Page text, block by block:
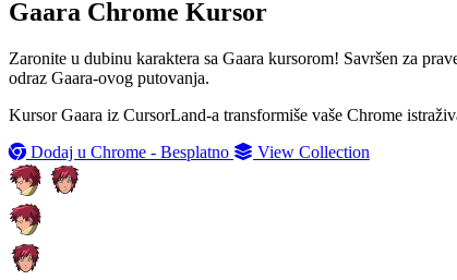
Gaara Chrome Kursor
Zaronite u dubinu karaktera sa Gaara kursorom! Savršen za
odraz Gaara-ovog putovanja.
Kursor Gaara iz CursorLand-a transformiše vaše Chrome
Dodaj u Chrome - Besplatno
View Collection